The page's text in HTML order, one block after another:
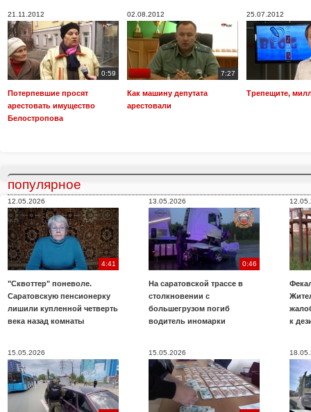
21.11.2012
0:59
Потерпевшие просят
арестовать имущество
Белостропова
02.08.2012
7:27
Как машину депутата
арестовали
25.07.2012
Трепещите,
популярное
12.05.2026
4:41
"Сквоттер" поневоле.
Саратовскую пенсионерку
лишили купленной четверть
века назад комнаты
13.05.2026
0:46
На саратовской трассе в
столкновении с
большегрузом погиб
водитель иномарки
к
15.05.2026 15.05.2026